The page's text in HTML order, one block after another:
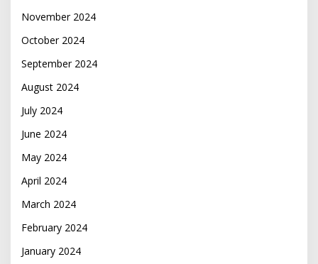
November 2024
October 2024
September 2024
August 2024
July 2024
June 2024
May 2024
April 2024
March 2024
February 2024
January 2024